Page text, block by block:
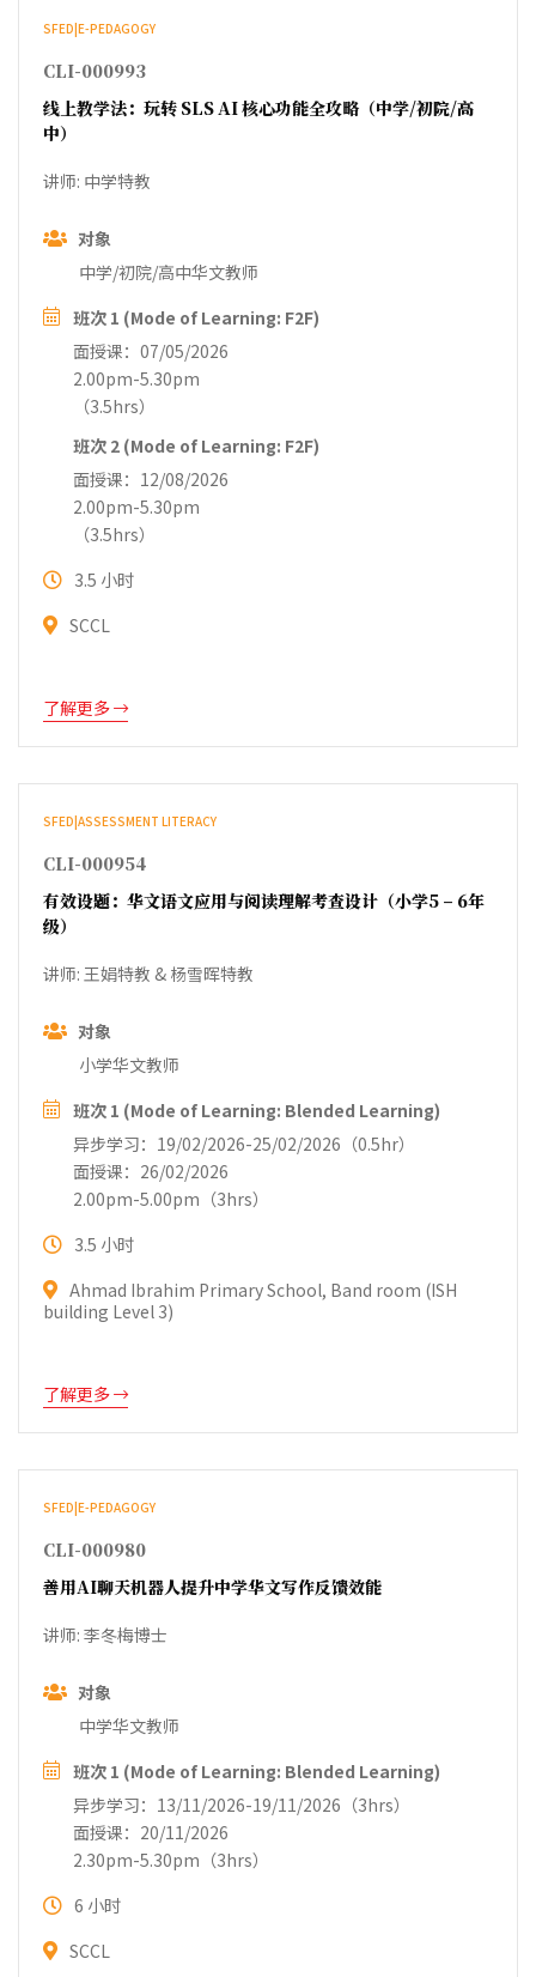
SFED|E-PEDAGOGY
CLI-000993
线上教学法：玩转 SLS AI 核心功能全攻略（中学/初院/高
中）
讲师: 中学特教
对象
中学/初院/高中华文教师
班次 1 (Mode of Learning: F2F)
面授课：07/05/2026
2.00pm-5.30pm
（3.5hrs）
班次 2 (Mode of Learning: F2F)
面授课：12/08/2026
2.00pm-5.30pm
（3.5hrs）
3.5 小时
SCCL
了解更多
SFED|ASSESSMENT LITERACY
CLI-000954
有效设题：华文语文应用与阅读理解考查设计（小学5 – 6年
级）
讲师: 王娟特教 & 杨雪晖特教
对象
小学华文教师
班次 1 (Mode of Learning: Blended Learning)
异步学习：19/02/2026-25/02/2026（0.5hr）
面授课：26/02/2026
2.00pm-5.00pm（3hrs）
3.5 小时
Ahmad Ibrahim Primary School, Band room (ISH
building Level 3)
了解更多
SFED|E-PEDAGOGY
CLI-000980
善用AI聊天机器人提升中学华文写作反馈效能
讲师: 李冬梅博士
对象
中学华文教师
班次 1 (Mode of Learning: Blended Learning)
异步学习：13/11/2026-19/11/2026（3hrs）
面授课：20/11/2026
2.30pm-5.30pm（3hrs）
6 小时
SCCL